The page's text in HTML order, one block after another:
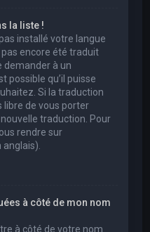
la liste !
installé votre langue
pas encore été traduit
demander à un
possible qu’il puisse
Si la traduction
libre de vous porter
traduction. Pour
rendre sur
à côté de mon nom
à côté de votre nom